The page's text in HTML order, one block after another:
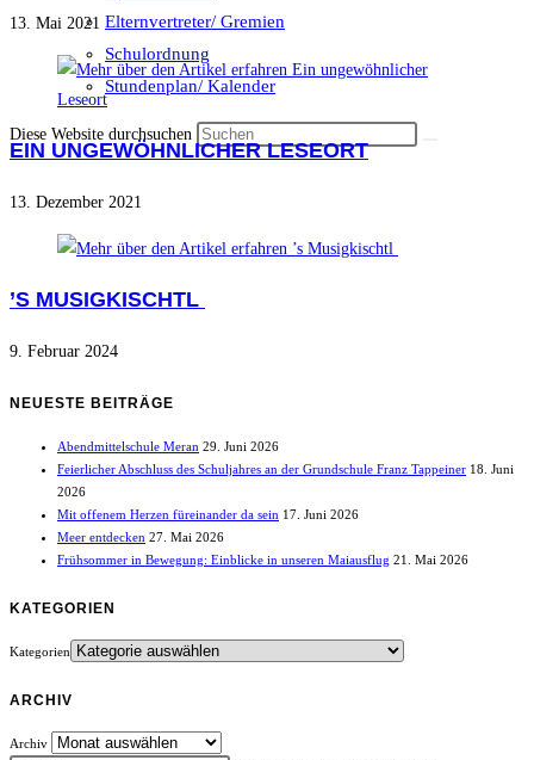
Elternvertreter/ Gremien
Schulordnung
Stundenplan/ Kalender
Diese Website durchsuchen
13. Mai 2021
EIN UNGEWÖHNLICHER LESEORT
13. Dezember 2021
’S MUSIGKISCHTL
9. Februar 2024
NEUESTE BEITRÄGE
Abendmittelschule Meran 29. Juni 2026
Feierlicher Abschluss des Schuljahres an der Grundschule Franz Tappeiner 18. Juni
2026
Mit offenem Herzen füreinander da sein 17. Juni 2026
Meer entdecken 27. Mai 2026
Frühsommer in Bewegung: Einblicke in unseren Maiausflug 21. Mai 2026
KATEGORIEN
Kategorien
ARCHIV
Archiv